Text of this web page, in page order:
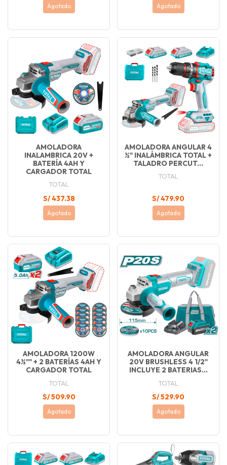
Agotado Agotado
AMOLADORA
INALAMBRICA 20V +
BATERÍA 4AH Y
CARGADOR TOTAL
TOTAL
S/ 437.38
Agotado
AMOLADORA ANGULAR 4
½" INALÁMBRICA TOTAL +
TALADRO PERCUT...
TOTAL
S/ 479.90
Agotado
AMOLADORA 1200W
4½"" + 2 BATERÍAS 4AH Y
CARGADOR TOTAL
TOTAL
S/ 509.90
Agotado
AMOLADORA ANGULAR
20V BRUSHLESS 4 1/2"
INCLUYE 2 BATERIAS...
TOTAL
S/ 529.90
Agotado